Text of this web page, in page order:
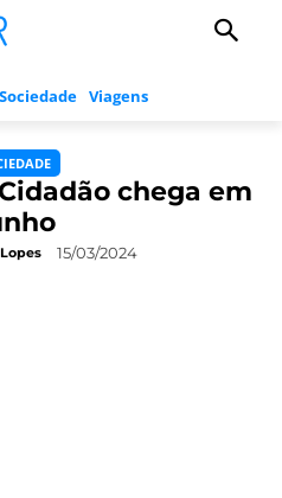
Sociedade Viagens
chega em
15/03/2024